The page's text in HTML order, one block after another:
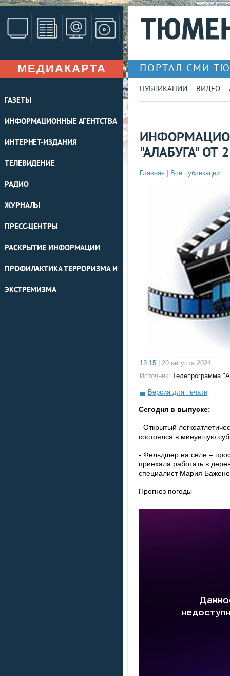
МЕДИАКАРТА
ГАЗЕТЫ
ИНФОРМАЦИОННЫЕ АГЕНТСТВА
ИНТЕРНЕТ-ИЗДАНИЯ
ТЕЛЕВИДЕНИЕ
РАДИО
ЖУРНАЛЫ
ПРЕСС-ЦЕНТРЫ
РАСКРЫТИЕ ИНФОРМАЦИИ
ПРОФИЛАКТИКА ТЕРРОРИЗМА И
ЭКСТРЕМИЗМА
ПОРТАЛ СМИ
ПУБЛИКАЦИИ ВИДЕО
"АЛАБУГА" ОТ
Главная Все публикации
13:15 |
20 августа 2024
Источник: Телепрограмма
Версия для печати
Сегодня в выпуске:
- Открытый
состоялся в минувшую
- Фельдшер на селе –
приехала работать в
специалист Мария
Прогноз погоды